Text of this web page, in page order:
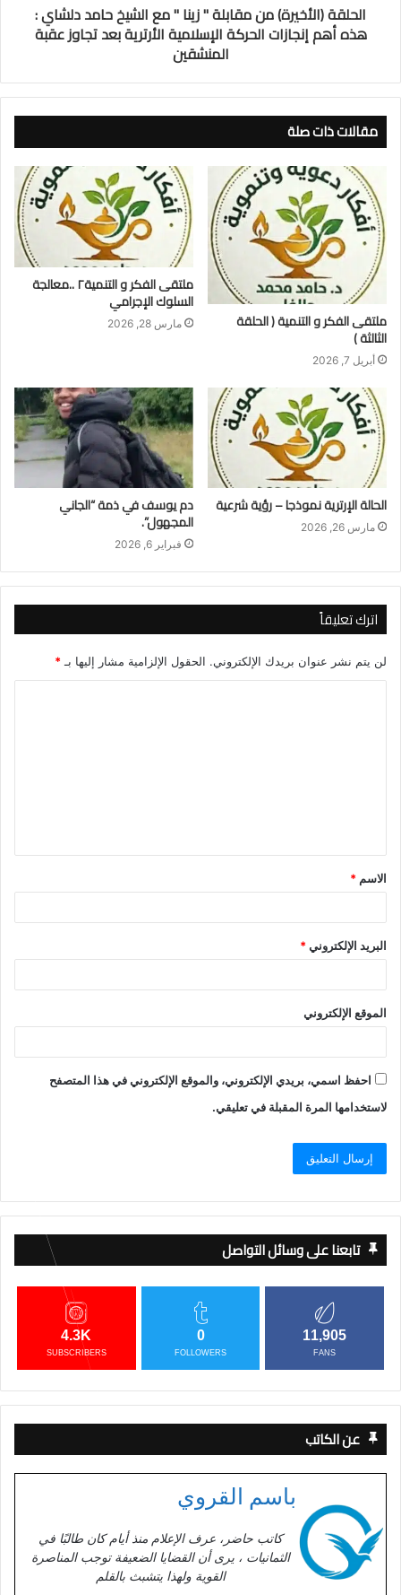
الحلقة (الأخيرة) من مقابلة " زينا " مع الشيخ حامد دلشاي :
هذه أهم إنجازات الحركة الإسلامية الأرترية بعد تجاوز عقبة
المنشقين
مقالات ذات صلة
ملتقى الفكر و التنمية ( الحلقة
الثالثة )
أبريل 7, 2026
ملتقى الفكر و التنمية٢ ..معالجة
السلوك الإجرامي
مارس 28, 2026
الحالة الإرترية نموذجا – رؤية شرعية
مارس 26, 2026
​دم يوسف في ذمة “الجاني
المجهول”.
فبراير 6, 2026
اترك تعليقاً
لن يتم نشر عنوان بريدك الإلكتروني. الحقول الإلزامية مشار إليها بـ*
ق
*
الاسم *
البريد الإلكتروني*
الموقع الإلكتروني
احفظ اسمي، بريدي الإلكتروني، والموقع الإلكتروني في هذا المتصفح
لاستخدامها المرة المقبلة في تعليقي.
تابعنا على وسائل التواصل
11,905
FANS
0
FOLLOWERS
4.3K
SUBSCRIBERS
عن الكاتب
باسم القروي
كاتب حاضر، عرف الإعلام منذ أيام كان طالبًا في
الثمانيات ، يرى أن القضايا الضعيفة توجب المناصرة
القوية ولهذا يتشبث بالقلم